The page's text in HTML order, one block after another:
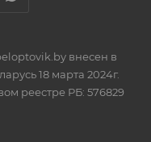
внесен в
18 марта 2024г.
реестре РБ: 576829